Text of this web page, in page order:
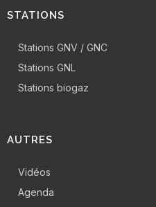
STATIONS
Stations GNV / GNC
Stations GNL
Stations biogaz
AUTRES
Vidéos
Agenda